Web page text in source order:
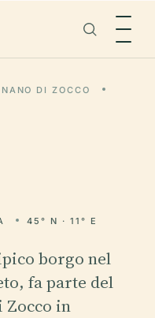
DI ZOCCO
45° N · 11° E
borgo nel
fa parte del
Zocco in